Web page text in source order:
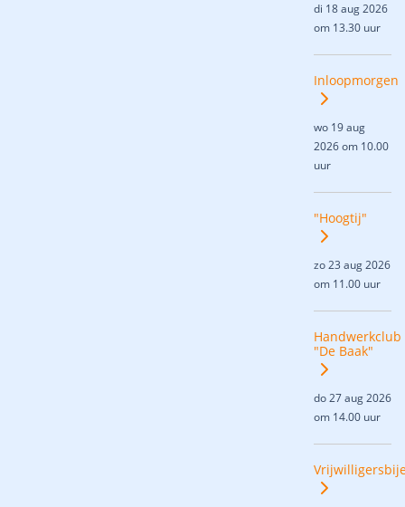
di 18 aug 2026
om 13.30 uur
Inloopmorgen
wo 19 aug
2026 om 10.00
uur
"Hoogtij"
zo 23 aug 2026
om 11.00 uur
Handwerkclub
"De Baak"
do 27 aug 2026
om 14.00 uur